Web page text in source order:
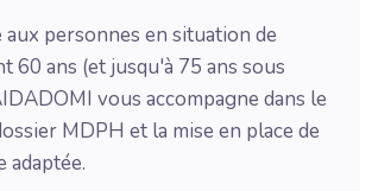
aux personnes en situation de
60 ans (et jusqu'à 75 ans sous
vous accompagne dans le
MDPH et la mise en place de
adaptée.